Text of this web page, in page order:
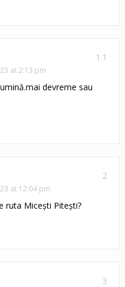
1.1
at 2:13 pm
devreme sau
2
at 12:04 pm
ruta Micești Pitești?
3